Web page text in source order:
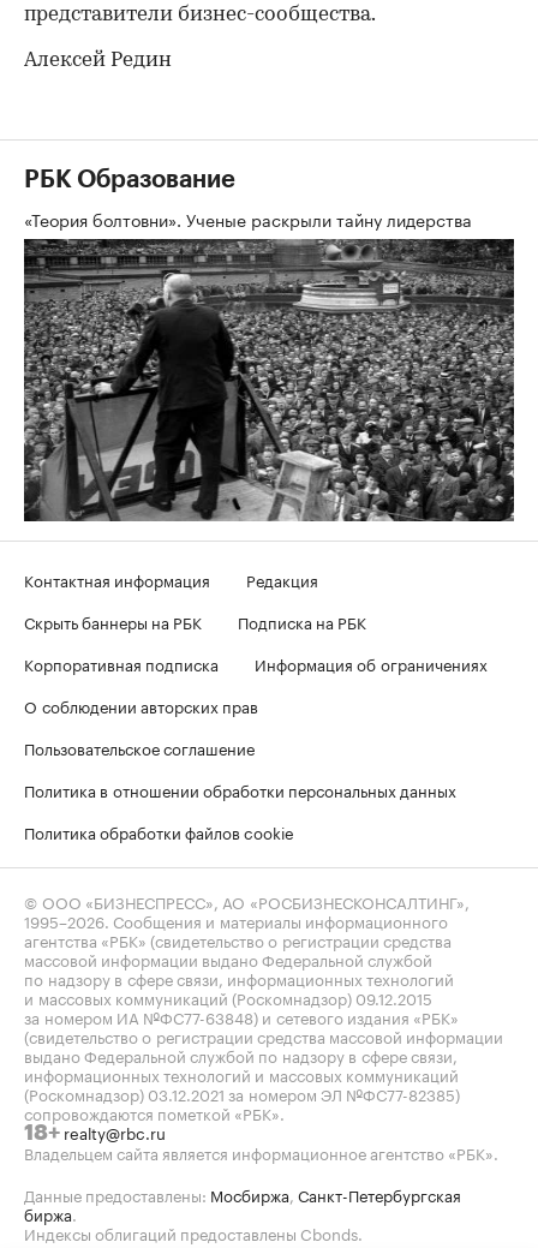
представители бизнес-сообщества.
Алексей Редин
РБК Образование
«Теория болтовни». Ученые раскрыли тайну лидерства
Контактная информация
Редакция
Скрыть баннеры на РБК
Подписка на РБК
Корпоративная подписка
Информация об ограничениях
О соблюдении авторских прав
Пользовательское соглашение
Политика в отношении обработки персональных данных
Политика обработки файлов cookie
© ООО «БИЗНЕСПРЕСС», АО «РОСБИЗНЕСКОНСАЛТИНГ»,
1995–2026. Сообщения и материалы информационного
агентства «РБК» (свидетельство о регистрации средства
массовой информации выдано Федеральной службой
по надзору в сфере связи, информационных технологий
и массовых коммуникаций (Роскомнадзор) 09.12.2015
за номером ИА №ФС77-63848) и сетевого издания «РБК»
(свидетельство о регистрации средства массовой информации
выдано Федеральной службой по надзору в сфере связи,
информационных технологий и массовых коммуникаций
(Роскомнадзор) 03.12.2021 за номером ЭЛ №ФС77-82385)
сопровождаются пометкой «РБК».
18+ realty@rbc.ru
Владельцем сайта является информационное агентство «РБК».
Данные предоставлены: Мосбиржа, Санкт-Петербургская
биржа.
Индексы облигаций предоставлены Cbonds.